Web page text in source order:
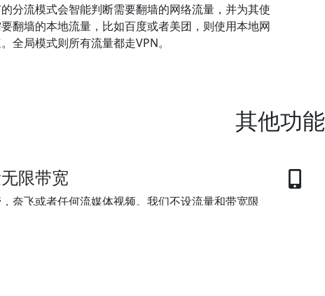
分流模式会智能判断需要翻墙的网络流量，并为其使
翻墙的本地流量，比如百度或者美团，则使用本地网
全局模式则所有流量都走VPN。
其他功能
限带宽
奈飞或者任何流媒体视频。我们不设流量和带宽限